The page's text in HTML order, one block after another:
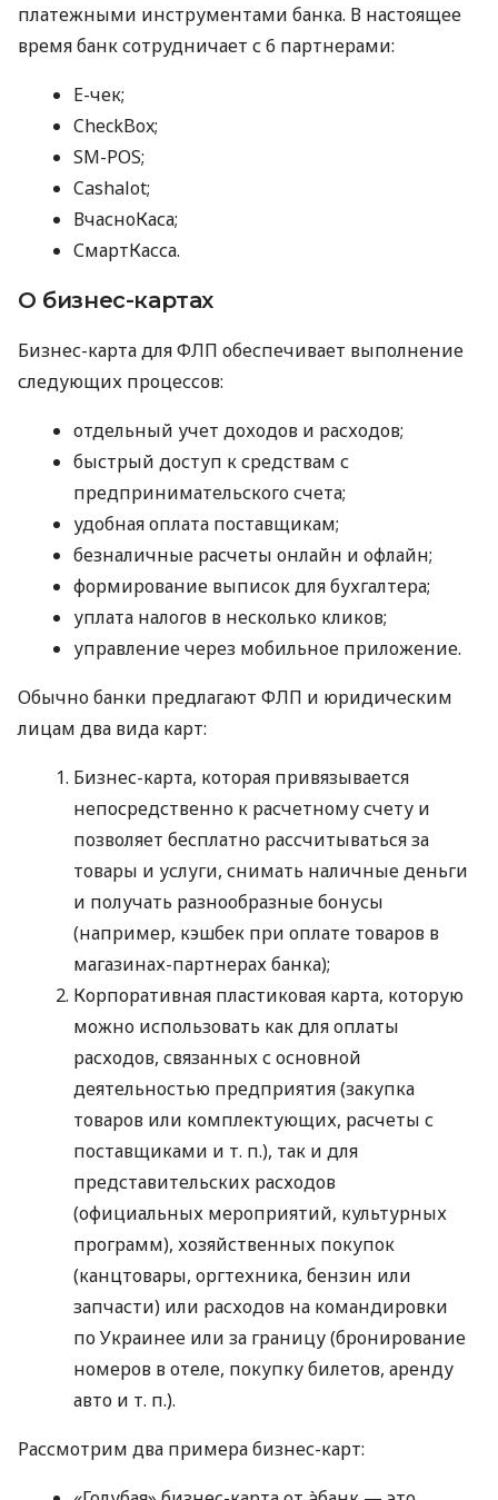
платежными инструментами банка. В настоящее
время банк сотрудничает с 6 партнерами:
E-чек;
CheckBox;
SM-POS;
Cashalot;
ВчасноКаса;
СмартКасса.
О бизнес-картах
Бизнес-карта для ФЛП обеспечивает выполнение
следующих процессов:
отдельный учет доходов и расходов;
быстрый доступ к средствам с
предпринимательского счета;
удобная оплата поставщикам;
безналичные расчеты онлайн и офлайн;
формирование выписок для бухгалтера;
уплата налогов в несколько кликов;
управление через мобильное приложение.
Обычно банки предлагают ФЛП и юридическим
лицам два вида карт:
Бизнес-карта, которая привязывается
непосредственно к расчетному счету и
позволяет бесплатно рассчитываться за
товары и услуги, снимать наличные деньги
и получать разнообразные бонусы
(например, кэшбек при оплате товаров в
магазинах-партнерах банка);
Корпоративная пластиковая карта, которую
можно использовать как для оплаты
расходов, связанных с основной
деятельностью предприятия (закупка
товаров или комплектующих, расчеты с
поставщиками и т. п.), так и для
представительских расходов
(официальных мероприятий, культурных
программ), хозяйственных покупок
(канцтовары, оргтехника, бензин или
запчасти) или расходов на командировки
по Украинее или за границу (бронирование
номеров в отеле, покупку билетов, аренду
авто и т. п.).
Рассмотрим два примера бизнес-карт: